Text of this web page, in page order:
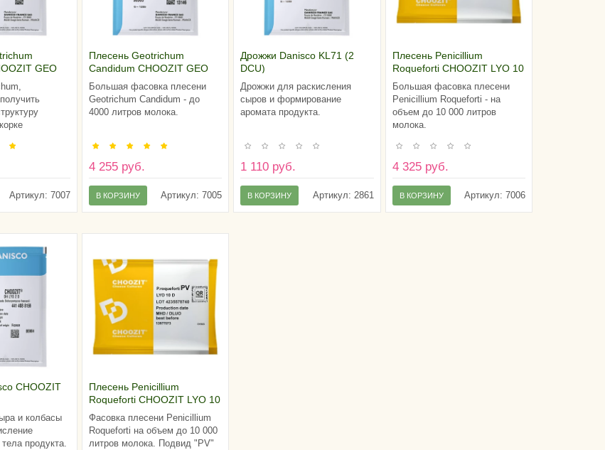
GEO
Артикул: 7007
Плесень Geotrichum
Candidum CHOOZIT GEO
17 LYO (10 D)
Большая фасовка плесени
Geotrichum Candidum - до
4000 литров молока.
4 255 руб.
Артикул: 7005
В КОРЗИНУ
Дрожжи Danisco KL71 (2
DCU)
Дрожжи для раскисления
сыров и формирование
аромата продукта.
1 110 руб.
Артикул: 2861
В КОРЗИНУ
Плесень Penicillium
Roqueforti CHOOZIT LYO 10
D - подвид PA
Большая фасовка плесени
Penicillium Roqueforti - на
объем до 10 000 литров
молока.
4 325 руб.
Артикул: 7006
В КОРЗИНУ
CHOOZIT
и колбасы
продукта.
Плесень Penicillium
Roqueforti CHOOZIT LYO 10
D - подвид PV
Фасовка плесени Penicillium
Roqueforti на объем до 10 000
литров молока. Подвид "PV"